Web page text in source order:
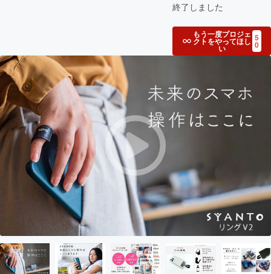
終了しました
もう一度プロジェ
クトをやってほし
い
5
0